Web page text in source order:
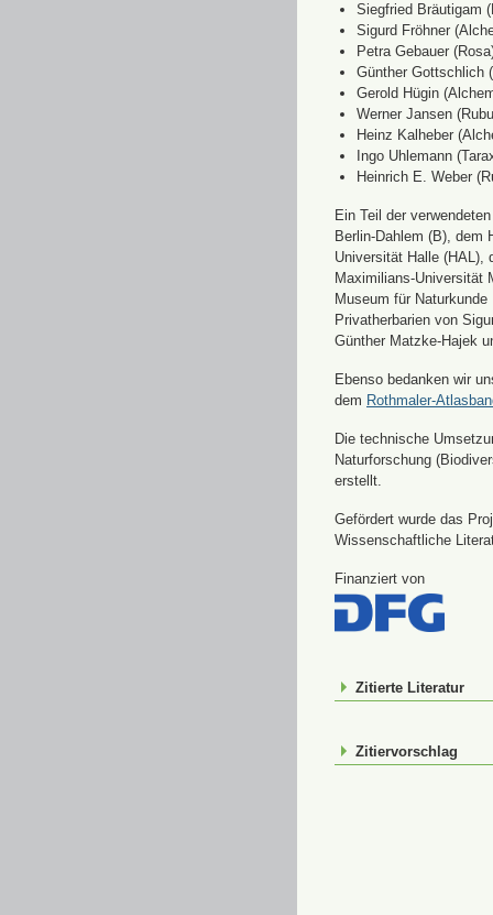
Siegfried Bräutigam
Sigurd Fröhner
Petra Gebauer
Günther Gottschlich
Gerold Hügin
Werner Jansen
Heinz Kalheber
Ingo Uhlemann
Heinrich E. Weber
Ein Teil der
Berlin-Dahlem (B), dem
Universität Halle (HAL),
Maximilians-Universität
Museum für
Privatherbarien von
Günther Matzke-Hajek
Ebenso bedanken wir
dem Rothmaler-
Die technische
Naturforschung
erstellt.
Gefördert wurde das
Wissenschaftliche
Finanziert von
Zitierte Literatur
Zitiervorschlag